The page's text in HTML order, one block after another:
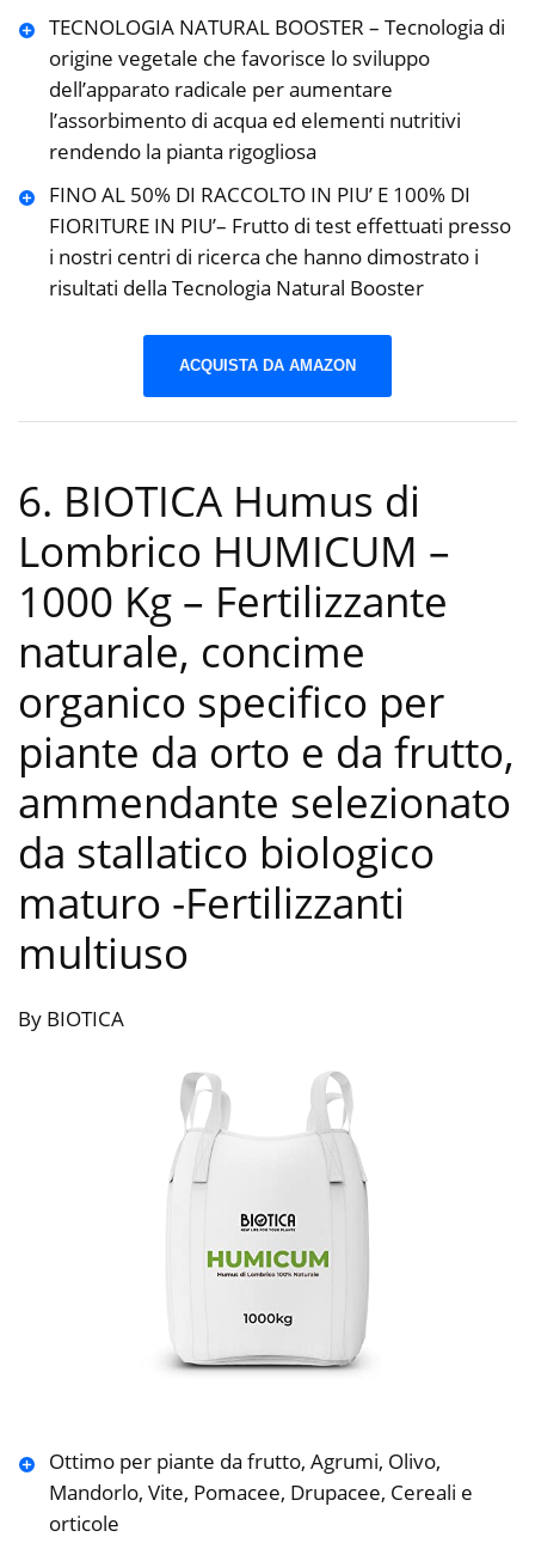
TECNOLOGIA NATURAL BOOSTER – Tecnologia di
origine vegetale che favorisce lo sviluppo
dell’apparato radicale per aumentare
l’assorbimento di acqua ed elementi nutritivi
rendendo la pianta rigogliosa
FINO AL 50% DI RACCOLTO IN PIU’ E 100% DI
FIORITURE IN PIU’– Frutto di test effettuati presso
i nostri centri di ricerca che hanno dimostrato i
risultati della Tecnologia Natural Booster
ACQUISTA DA AMAZON
6. BIOTICA Humus di
Lombrico HUMICUM –
1000 Kg – Fertilizzante
naturale, concime
organico specifico per
piante da orto e da frutto,
ammendante selezionato
da stallatico biologico
maturo -Fertilizzanti
multiuso
By BIOTICA
Ottimo per piante da frutto, Agrumi, Olivo,
Mandorlo, Vite, Pomacee, Drupacee, Cereali e
orticole